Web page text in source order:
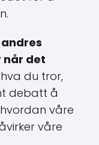
når det
du tror,
debatt å
våre
våre